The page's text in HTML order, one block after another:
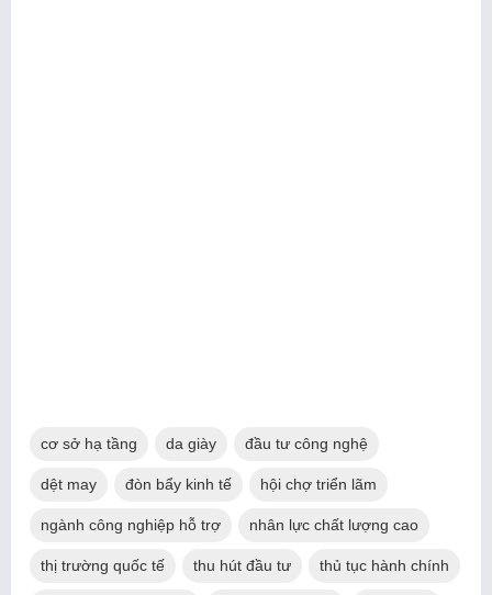
cơ sở hạ tầng da giày đầu tư công nghệ
dệt may đòn bẩy kinh tế hội chợ triển lãm
ngành công nghiệp hỗ trợ nhân lực chất lượng cao
thị trường quốc tế thu hút đầu tư thủ tục hành chính